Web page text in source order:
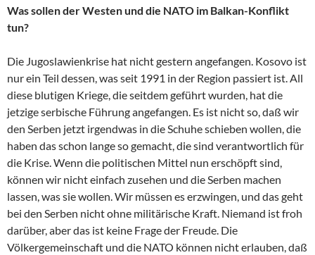
Was sollen der Westen und die NATO im Balkan-Konflikt
tun?
Die Jugoslawienkrise hat nicht gestern angefangen. Kosovo ist
nur ein Teil dessen, was seit 1991 in der Region passiert ist. All
diese blutigen Kriege, die seitdem geführt wurden, hat die
jetzige serbische Führung angefangen. Es ist nicht so, daß wir
den Serben jetzt irgendwas in die Schuhe schieben wollen, die
haben das schon lange so gemacht, die sind verantwortlich für
die Krise. Wenn die politischen Mittel nun erschöpft sind,
können wir nicht einfach zusehen und die Serben machen
lassen, was sie wollen. Wir müssen es erzwingen, und das geht
bei den Serben nicht ohne militärische Kraft. Niemand ist froh
darüber, aber das ist keine Frage der Freude. Die
Völkergemeinschaft und die NATO können nicht erlauben, daß